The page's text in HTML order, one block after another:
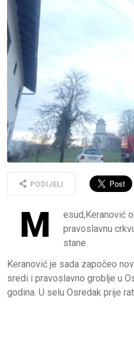
PODIJELI
M
esud,Keranović
pravoslavnu
stane.
Keranović je sada započeo
sredi i pravoslavno groblje u
godina. U selu Osredak prije